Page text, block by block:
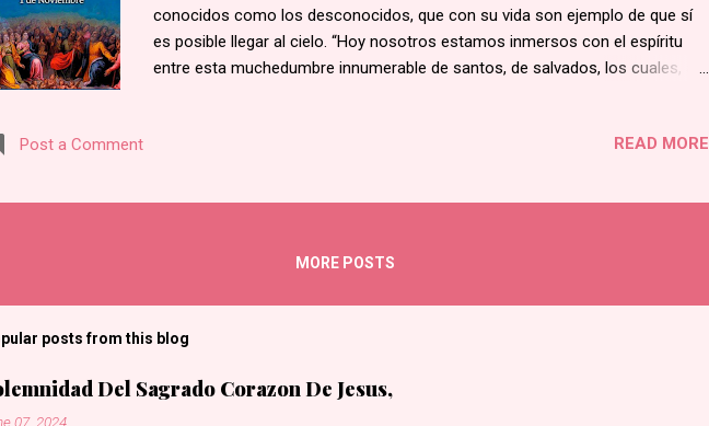
conocidos como los desconocidos, que con su vida son ejemplo de que sí
es posible llegar al cielo. “Hoy nosotros estamos inmersos con el espíritu
entre esta muchedumbre innumerable de santos, de salvados, los cuales, a
poderoso himno de gloria”, decía San Juan Pablo II un primero de noviembre
cantidad de mártires en la Iglesia . Más adelante el 13 de mayo del 610 el
titulares a la Bienaventurada Madre de Dios y a todos los mártires. Es así que
en el siglo VII...
Post a Comment READ MORE
MORE POSTS
posts from this blog
Del Sagrado Corazon De Jesus,
07, 2024